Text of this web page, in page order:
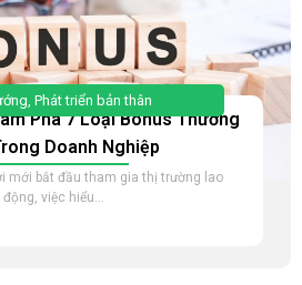
, Phát triển bản thân
Phá 7 Loại Bonus Thường
Doanh Nghiệp
mới bắt đầu tham gia thị trường lao
động, việc hiểu...